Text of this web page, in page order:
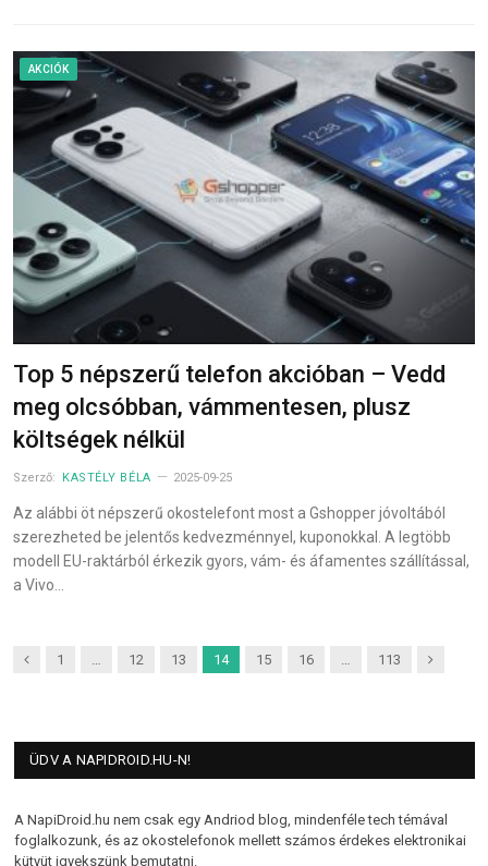
AKCIÓK
Top 5 népszerű telefon akcióban – Vedd
meg olcsóbban, vámmentesen, plusz
költségek nélkül
Szerző: KASTÉLY BÉLA 2025-09-25
Az alábbi öt népszerű okostelefont most a Gshopper jóvoltából
szerezheted be jelentős kedvezménnyel, kuponokkal. A legtöbb
modell EU-raktárból érkezik gyors, vám- és áfamentes szállítással,
a Vivo…
Previous
1 … 12 13 14 15 16 … 113 Next
ÜDV A NAPIDROID.HU-N!
A NapiDroid.hu nem csak egy Andriod blog, mindenféle tech témával
foglalkozunk, és az okostelefonok mellett számos érdekes elektronikai
kütyüt igyekszünk bemutatni.